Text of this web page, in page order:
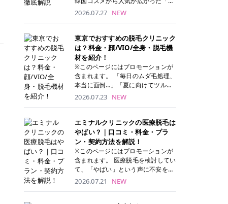
ナーパッド」は、化粧水や美容液を
トナーパッドは洗顔後に肌をやさし
く拭き取ることで、古い角質や余分
な皮脂汚れをオフしながら、うるお
いを与えられるのが特徴✨ さらに、
気になる部分には数分のせて部分用
パックとしても使用できるため、1
両方を叶えられます。 韓国コスメブ
ランドを中心に人気を集めていまし
たが、現在では日本でも定番のスキ
ンケアアイテムとして幅広い世代に
愛用されています。 トナーパッドの
特徴 トナーパッドと拭き取り化粧水
の違い 「トナーパッド」と「拭き取
り化粧水」はどちらも洗顔後に使用
するスキンケアアイテムですが、使
い方や特徴に違いがあります。 トナ
ーパッドは、化粧水があらかじめパ
ッドに含まれているため、コットン
2026.07.27 NEW
東京でおすすめの脱毛クリニック
は？料金・顔/VIO/全身・脱毛機
材を紹介！
※このページにはプロモーションが
含まれます。 「毎日のムダ毛処理、
本当に面倒…」「夏に向けてツルツ
ル肌になりたい！」 そう思って東京
べばいいの？と迷ってしまいますよ
ね。 この記事では、医療脱毛の基本
から、東京で特に通いやすいフレイ
アクリニック・レジーナクリニッ
ク・エミナルクリニック・リゼクリ
ニックの4院について、分かりやす
リニックを見つけて、面倒な自己処
理から卒業しちゃいましょう♪ クリ
2026.07.23 NEW
エミナルクリニックの医療脱毛は
やばい？｜口コミ・料金・プラ
ン・契約方法を解説！
※このページにはプロモーションが
含まれます。 医療脱毛を検討してい
て、「やばい」という声に不安を抱
える方も多いのではないでしょう
2026.07.21 NEW